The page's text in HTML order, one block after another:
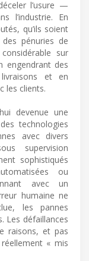
l’usure —
l’industrie. En
qu’ils soient
pénuries de
sur
engendrant des
et en
les clients.
devenue une
technologies
avec divers
supervision
sophistiqués
ou
avec un
humaine ne
les pannes
Les défaillances
raisons, et pas
« mis